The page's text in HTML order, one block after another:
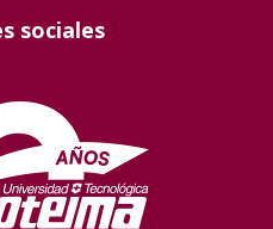
sociales